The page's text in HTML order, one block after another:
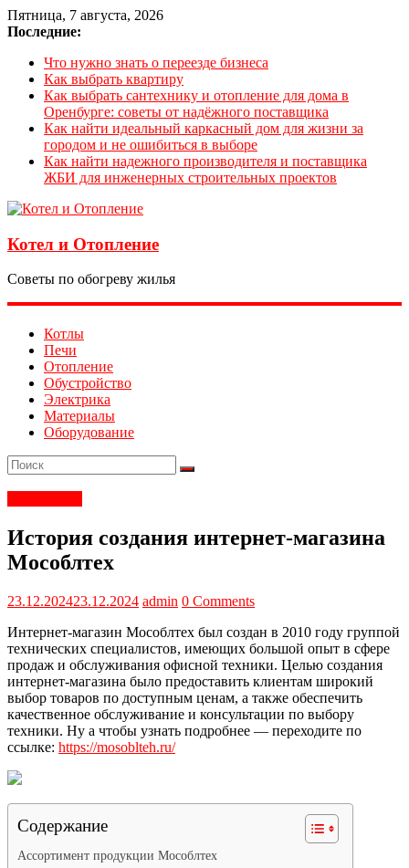
Пятница, 7 августа, 2026
Последние:
Что нужно знать о переезде бизнеса
Как выбрать квартиру
Как выбрать сантехнику и отопление для дома в
Оренбурге: советы от надёжного поставщика
Как найти идеальный каркасный дом для жизни за
городом и не ошибиться в выборе
Как найти надежного производителя и поставщика
ЖБИ для инженерных строительных проектов
Котел и Отопление
Советы по обогреву жилья
Котлы
Печи
Отопление
Обустройство
Электрика
Материалы
Оборудование
История создания интернет-магазина
Мособлтех
23.12.202423.12.2024 admin 0 Comments
Интернет-магазин Мособлтех был создан в 2010 году группой
технических специалистов, имеющих большой опыт в сфере
продаж и обслуживания офисной техники. Целью создания
интернет-магазина было предоставить клиентам широкий
выбор товаров по доступным ценам, а также обеспечить
качественное обслуживание и консультации по выбору
техники. Ну а чтобы узнать подробнее — переходите по
ссылке: https://mosoblteh.ru/
Содержание
Ассортимент продукции Мособлтех